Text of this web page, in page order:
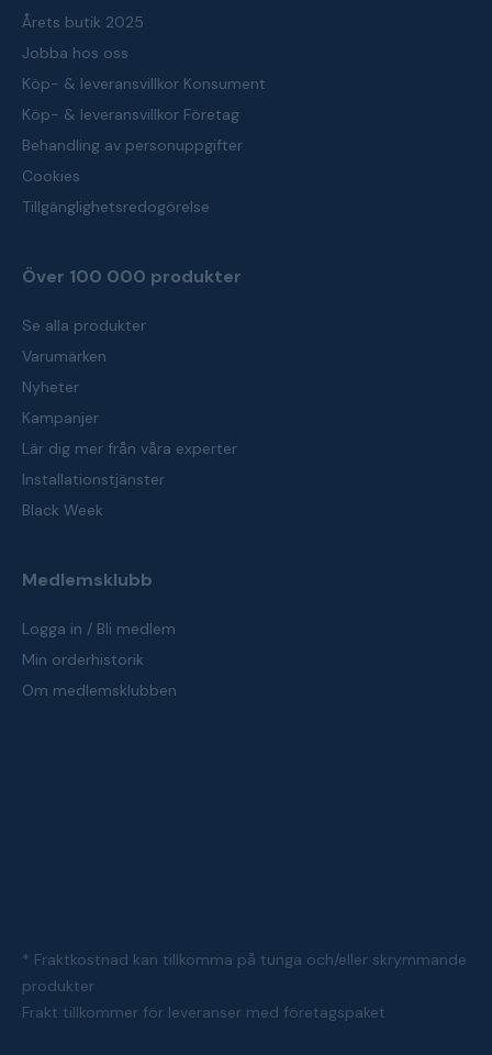
Årets butik 2025
Jobba hos oss
Köp- & leveransvillkor Konsument
Köp- & leveransvillkor Företag
Behandling av personuppgifter
Cookies
Tillgänglighetsredogörelse
Över 100 000 produkter
Se alla produkter
Varumärken
Nyheter
Kampanjer
Lär dig mer från våra experter
Installationstjänster
Black Week
Medlemsklubb
Logga in / Bli medlem
Min orderhistorik
Om medlemsklubben
* Fraktkostnad kan tillkomma på tunga och/eller skrymmande
produkter
Frakt tillkommer för leveranser med företagspaket